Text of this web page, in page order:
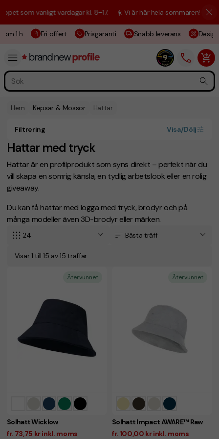
vanligt vardagar kl. 8–17. ☀️ Vi är här hela sommaren!
1 h Fri offert Prisgaranti Snabb leverans
Hem Kepsar & Mössor Hattar
Hattar med tryck
Hattar är en profilprodukt som syns direkt – perfekt när du
vill skapa en somrig känsla, en tydlig arbetslook eller en rolig
giveaway.
Du kan få hattar med logga med tryck, brodyr och på
många modeller även 3D-brodyr eller märken.
Filtrering Visa/Dölj
Visar 1 till 15 av 15 träffar
24 Bästa träff
Återvunnet
Solhatt Wicklow
fr. 73,75 kr inkl. moms
Återvunnet
Solhatt Impact AWARE™ Raw
fr. 100,00 kr inkl. moms